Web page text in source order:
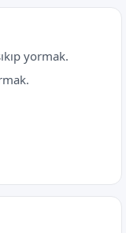
yormak.